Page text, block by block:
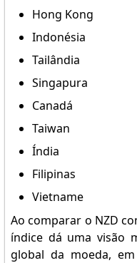
Hong Kong
Indonésia
Tailândia
Singapura
Canadá
Taiwan
Índia
Filipinas
Vietname
Ao comparar o NZD
índice dá uma visão
global da moeda,